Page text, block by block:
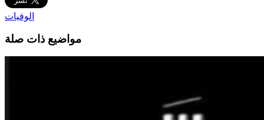
الوفيات
مواضيع ذات صلة